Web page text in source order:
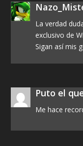
La verdad
exclusivo de
Sigan así mis
Puto el
Me hace